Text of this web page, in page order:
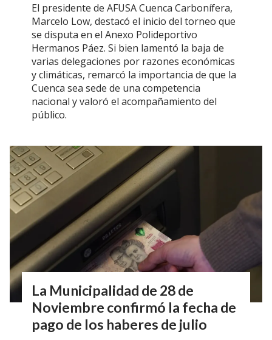
El presidente de AFUSA Cuenca Carbonífera,
Marcelo Low, destacó el inicio del torneo que
se disputa en el Anexo Polideportivo
Hermanos Páez. Si bien lamentó la baja de
varias delegaciones por razones económicas
y climáticas, remarcó la importancia de que la
Cuenca sea sede de una competencia
nacional y valoró el acompañamiento del
público.
La Municipalidad de 28 de
Noviembre confirmó la fecha de
pago de los haberes de julio